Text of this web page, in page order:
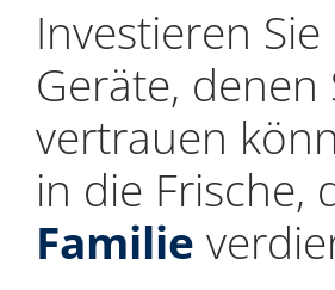
Investieren Sie
Geräte, denen
vertrauen
in die Frische,
Familie